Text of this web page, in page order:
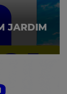
JARDIM